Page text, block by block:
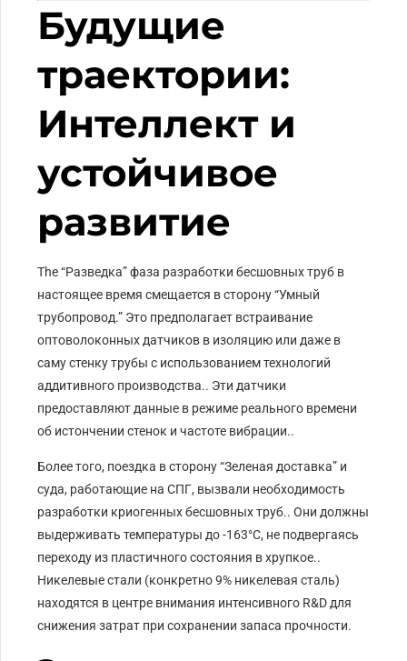
Будущие
траектории:
Интеллект и
устойчивое
развитие
The“Разведка” фаза разработки бесшовных труб в
настоящее время смещается в сторону “Умный
трубопровод.” Это предполагает встраивание
оптоволоконных датчиков в изоляцию или даже в
саму стенку трубы с использованием технологий
аддитивного производства.. Эти датчики
предоставляют данные в режиме реального времени
об истончении стенок и частоте вибрации..
Более того, поездка в сторону “Зеленая доставка” и
суда, работающие на СПГ, вызвали необходимость
разработки криогенных бесшовных труб.. Они должны
выдерживать температуры до -163°C, не подвергаясь
переходу из пластичного состояния в хрупкое..
Никелевые стали (конкретно 9% никелевая сталь)
находятся в центре внимания интенсивного R&D для
снижения затрат при сохранении запаса прочности.